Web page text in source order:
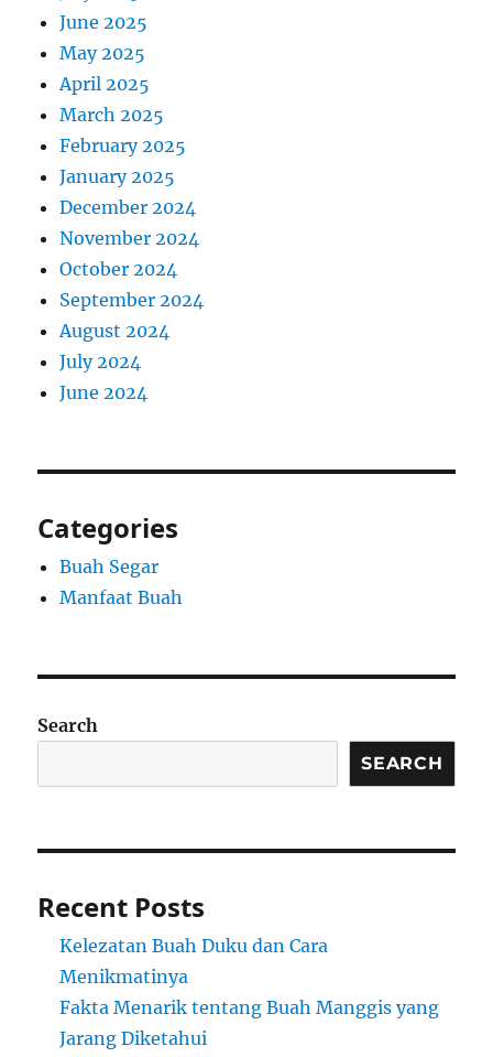
June 2025
May 2025
April 2025
March 2025
February 2025
January 2025
December 2024
November 2024
October 2024
September 2024
August 2024
July 2024
June 2024
Categories
Buah Segar
Manfaat Buah
Search
SEARCH
Recent Posts
Kelezatan Buah Duku dan Cara
Menikmatinya
Fakta Menarik tentang Buah Manggis yang
Jarang Diketahui